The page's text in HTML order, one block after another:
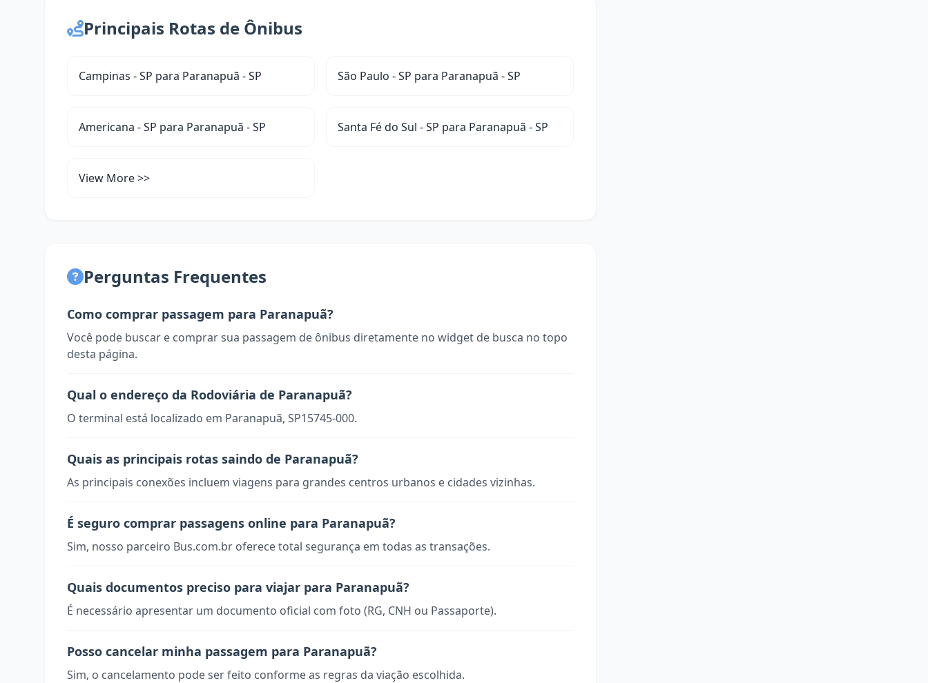
Principais Rotas de Ônibus
Campinas - SP para Paranapuã - SP São Paulo - SP para Paranapuã - SP
Americana - SP para Paranapuã - SP Santa Fé do Sul - SP para Paranapuã - SP
View More >>
Perguntas Frequentes
Como comprar passagem para Paranapuã?
Você pode buscar e comprar sua passagem de ônibus diretamente no widget de busca no topo
desta página.
Qual o endereço da Rodoviária de Paranapuã?
O terminal está localizado em Paranapuã, SP15745-000.
Quais as principais rotas saindo de Paranapuã?
As principais conexões incluem viagens para grandes centros urbanos e cidades vizinhas.
É seguro comprar passagens online para Paranapuã?
Sim, nosso parceiro Bus.com.br oferece total segurança em todas as transações.
Quais documentos preciso para viajar para Paranapuã?
É necessário apresentar um documento oficial com foto (RG, CNH ou Passaporte).
Posso cancelar minha passagem para Paranapuã?
Sim, o cancelamento pode ser feito conforme as regras da viação escolhida.